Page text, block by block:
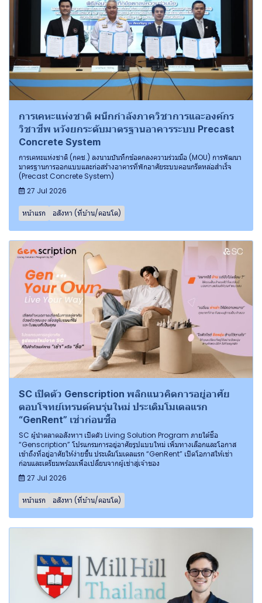
การเคหะแห่งชาติ ผนึกกำลังภาควิชาการและองค์กร
วิชาชีพ หวังยกระดับมาตรฐานอาคารระบบ Precast
Concrete System
การเคหะแห่งชาติ (กคช.) ลงนามบันทึกข้อตกลงความร่วมมือ (MOU) การพัฒนา
มาตรฐานการออกแบบและก่อสร้างอาคารที่พักอาศัยระบบคอนกรีตหล่อสำเร็จ
(Precast Concrete System)
27 Jul 2026
หน้าแรก อสังหา (ที่บ้าน/คอนโด)
SC เปิดตัว Genscription พลิกแนวคิดการอยู่อาศัย
ตอบโจทย์เทรนด์คนรุ่นใหม่ ประเดิมโมเดลแรก
“GenRent” เช่าก่อนซื้อ
SC ผู้นำตลาดอสังหาฯ เปิดตัว Living Solution Program ภายใต้ชื่อ
“Genscription” โปรแกรมการอยู่อาศัยรูปแบบใหม่ เพิ่มทางเลือกและโอกาส
เข้าถึงที่อยู่อาศัยให้ง่ายขึ้น ประเดิมโมเดลแรก “GenRent” เปิดโอกาสให้เช่า
ก่อนและเตรียมพร้อมเพื่อเปลี่ยนจากผู้เช่าสู่เจ้าของ
27 Jul 2026
หน้าแรก อสังหา (ที่บ้าน/คอนโด)